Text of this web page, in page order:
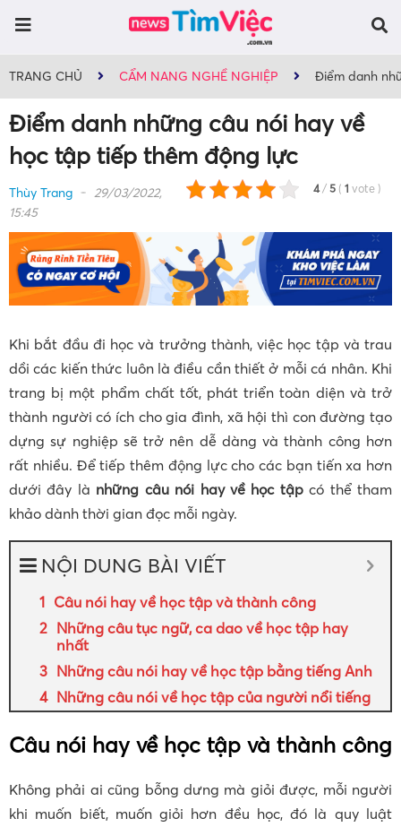
TRANG CHỦ CẨM NANG NGHỀ NGHIỆP Điểm danh
Điểm danh những câu nói hay về
học tập tiếp thêm động lực
4 / 5 ( 1 vote )
Thùy Trang
29/03/2022,
15:45
Khi bắt đầu đi học và trưởng thành, việc học tập và trau
dồi các kiến thức luôn là điều cần thiết ở mỗi cá nhân. Khi
trang bị một phẩm chất tốt, phát triển toàn diện và trở
thành người có ích cho gia đình, xã hội thì con đường tạo
dựng sự nghiệp sẽ trở nên dễ dàng và thành công hơn
rất nhiều. Để tiếp thêm động lực cho các bạn tiến xa hơn
dưới đây là những câu nói hay về học tậpcó thể tham
khảo dành thời gian đọc mỗi ngày.
NỘI DUNG BÀI VIẾT
Câu nói hay về học tập và thành công
Những câu tục ngữ, ca dao về học tập hay
nhất
Những câu nói hay về học tập bằng tiếng Anh
Những câu nói về học tập của người nổi tiếng
Câu nói hay về học tập và thành công
Không phải ai cũng bỗng dưng mà giỏi được, mỗi người
khi muốn biết, muốn giỏi hơn đều học, đó là quy luật